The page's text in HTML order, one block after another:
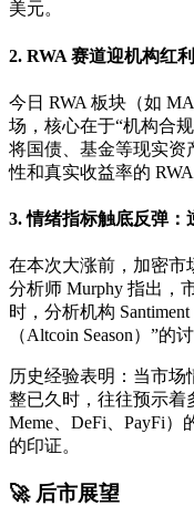
美元。
2. RWA 赛道迎机构红
今日 RWA 板块（如
场，核心在于“机构合
将国债、基金等现实资
性和真实收益率的
3. 情绪指标触底反弹：
在本次大涨前，加密市
分析师 Murphy 指出，
时，分析机构
（Altcoin Season）”的
历史经验表明：当市
整已久时，往往预示着
Meme、DeFi、PayFi
的印证。
🚀 后市展望